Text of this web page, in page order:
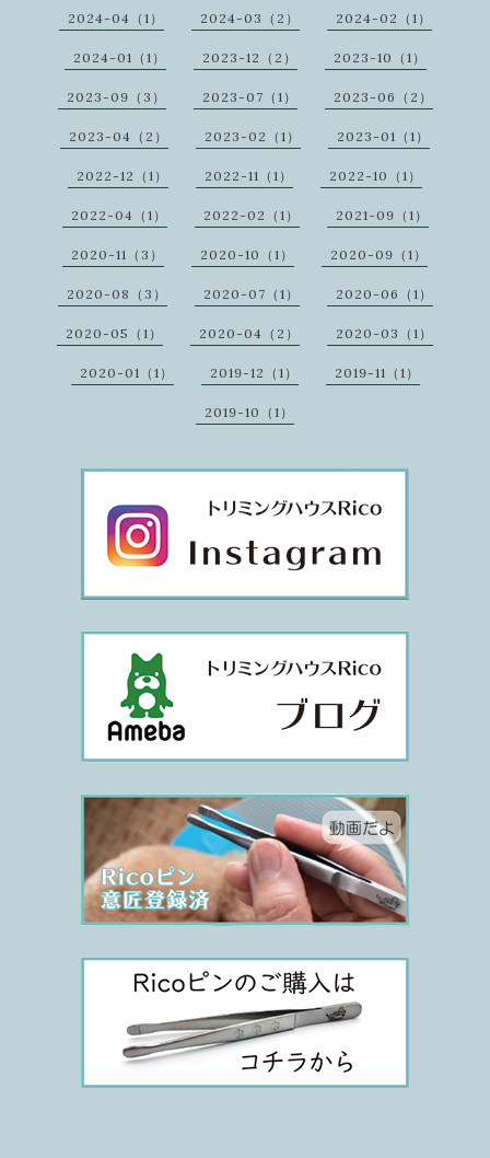
2024-04（1） 2024-03（2） 2024-02（1）
2024-01（1） 2023-12（2） 2023-10（1）
2023-09（3） 2023-07（1） 2023-06（2）
2023-04（2） 2023-02（1） 2023-01（1）
2022-12（1） 2022-11（1） 2022-10（1）
2022-04（1） 2022-02（1） 2021-09（1）
2020-11（3） 2020-10（1） 2020-09（1）
2020-08（3） 2020-07（1） 2020-06（1）
2020-05（1） 2020-04（2） 2020-03（1）
2020-01（1） 2019-12（1） 2019-11（1）
2019-10（1）